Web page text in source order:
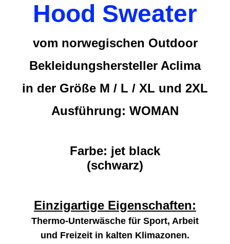
Hood Sweater
vom norwegischen Outdoor
Bekleidungshersteller Aclima
in der Größe M / L / XL und 2XL
Ausführung: WOMAN
Farbe: jet black
(schwarz)
Einzigartige Eigenschaften:
Thermo-Unterwäsche für Sport, Arbeit
und Freizeit in kalten Klimazonen.